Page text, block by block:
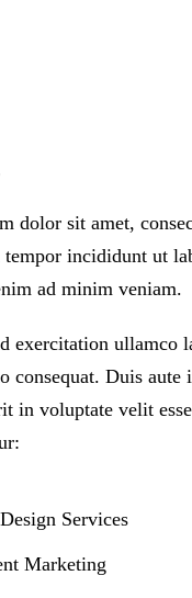
dolor sit amet,
tempor incididunt ut
ad minim veniam.
exercitation ullamco
consequat. Duis aute
in voluptate velit
Services
Marketing